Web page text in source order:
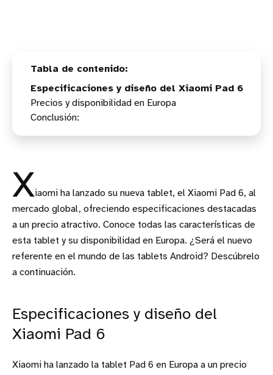
Especificaciones y diseño del Xiaomi Pad 6
Precios y disponibilidad en Europa
Conclusión:
Xiaomi ha lanzado su nueva tablet, el Xiaomi Pad 6, al
mercado global, ofreciendo especificaciones destacadas
a un precio atractivo. Conoce todas las características de
esta tablet y su disponibilidad en Europa. ¿Será el nuevo
referente en el mundo de las tablets Android? Descúbrelo
a continuación.
Especificaciones y diseño del
Xiaomi Pad 6
Xiaomi ha lanzado la tablet Pad 6 en Europa a un precio